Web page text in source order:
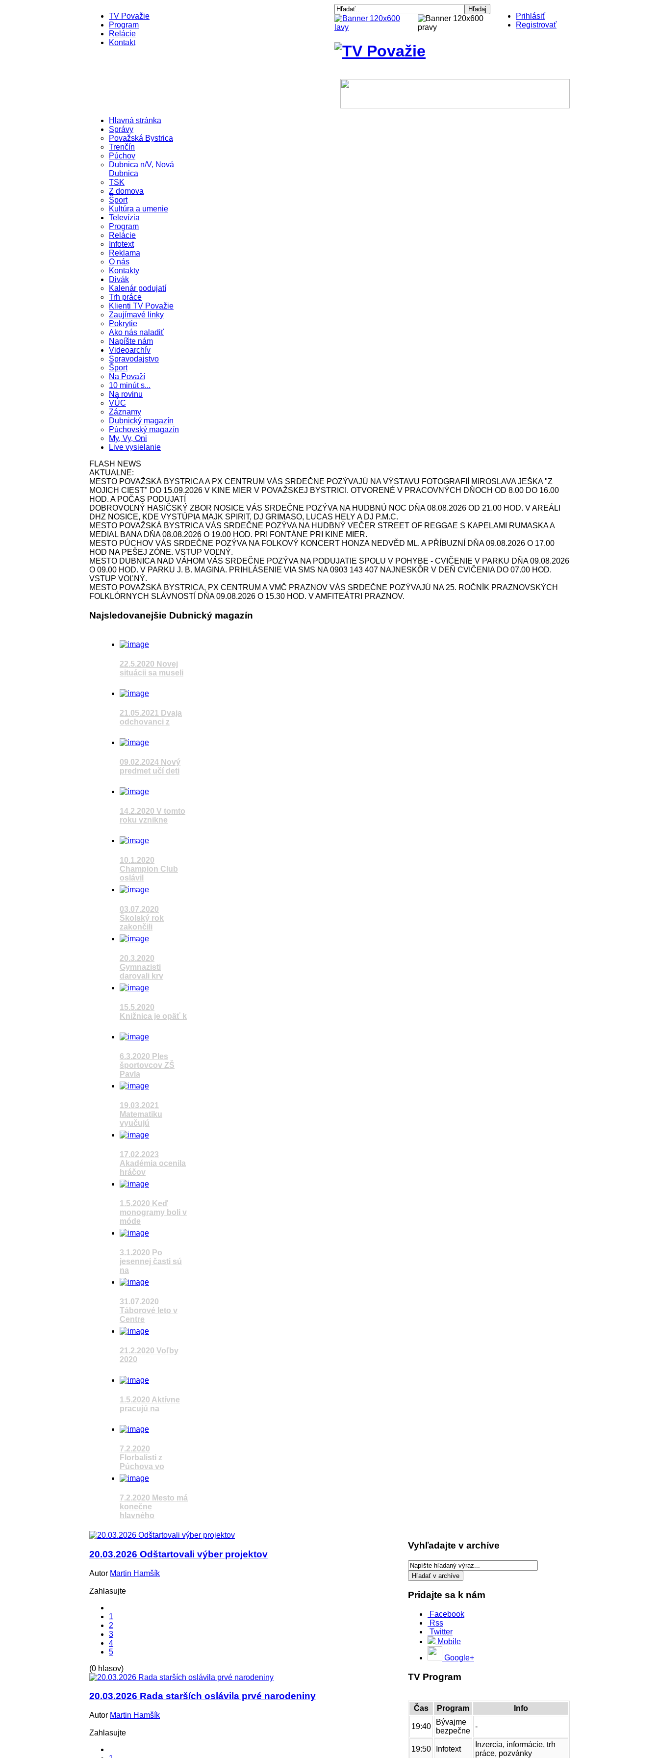
TV Považie
Program
Relácie
Kontakt
Prihlásiť
Registrovať
Hlavná stránka
Správy
Považská Bystrica
Trenčín
Púchov
Dubnica n/V, Nová
Dubnica
TSK
Z domova
Šport
Kultúra a umenie
Televízia
Program
Relácie
Infotext
Reklama
O nás
Kontakty
Divák
Kalenár podujatí
Trh práce
Klienti TV Považie
Zaujímavé linky
Pokrytie
Ako nás naladiť
Napíšte nám
Videoarchív
Spravodajstvo
Šport
Na Považí
10 minút s...
Na rovinu
VÚC
Záznamy
Dubnický magazín
Púchovský magazín
My, Vy, Oni
Live vysielanie
FLASH NEWS
AKTUALNE:
MESTO POVAŽSKÁ BYSTRICA A PX CENTRUM VÁS SRDEČNE POZÝVAJÚ NA VÝSTAVU FOTOGRAFIÍ MIROSLAVA JEŠKA "Z
MOJICH CIEST" DO 15.09.2026 V KINE MIER V POVAŽSKEJ BYSTRICI. OTVORENÉ V PRACOVNÝCH DŇOCH OD 8.00 DO 16.00
HOD. A POČAS PODUJATÍ
DOBROVOĽNÝ HASIČSKÝ ZBOR NOSICE VÁS SRDEČNE POZÝVA NA HUDBNÚ NOC DŇA 08.08.2026 OD 21.00 HOD. V AREÁLI
DHZ NOSICE, KDE VYSTÚPIA MAJK SPIRIT, DJ GRIMASO, LUCAS HELY A DJ P.M.C.
MESTO POVAŽSKÁ BYSTRICA VÁS SRDEČNE POZÝVA NA HUDBNÝ VEČER STREET OF REGGAE S KAPELAMI RUMASKA A
MEDIAL BANA DŇA 08.08.2026 O 19.00 HOD. PRI FONTÁNE PRI KINE MIER.
MESTO PÚCHOV VÁS SRDEČNE POZÝVA NA FOLKOVÝ KONCERT HONZA NEDVĚD ML. A PŘÍBUZNÍ DŇA 09.08.2026 O 17.00
HOD NA PEŠEJ ZÓNE. VSTUP VOĽNÝ.
MESTO DUBNICA NAD VÁHOM VÁS SRDEČNE POZÝVA NA PODUJATIE SPOLU V POHYBE - CVIČENIE V PARKU DŇA 09.08.2026
O 09.00 HOD. V PARKU J. B. MAGINA. PRIHLÁSENIE VIA SMS NA 0903 143 407 NAJNESKÔR V DEŇ CVIČENIA DO 07.00 HOD.
VSTUP VOĽNÝ.
MESTO POVAŽSKÁ BYSTRICA, PX CENTRUM A VMČ PRAZNOV VÁS SRDEČNE POZÝVAJÚ NA 25. ROČNÍK PRAZNOVSKÝCH
FOLKLÓRNYCH SLÁVNOSTÍ DŇA 09.08.2026 O 15.30 HOD. V AMFITEÁTRI PRAZNOV.
Najsledovanejšie Dubnický magazín
22.5.2020 Novej
situácii sa museli
Pozrieť video
21.05.2021 Dvaja
odchovanci z
Pozrieť video
09.02.2024 Nový
predmet učí deti
Pozrieť video
14.2.2020 V tomto
roku vznikne
Pozrieť video
10.1.2020
Champion Club
oslávil
03.07.2020
Školský rok
zakončili
20.3.2020
Gymnazisti
darovali krv
15.5.2020
Knižnica je opäť k
Pozrieť video
6.3.2020 Ples
športovcov ZŠ
Pavla
19.03.2021
Matematiku
vyučujú
17.02.2023
Akadémia ocenila
hráčov
1.5.2020 Keď
monogramy boli v
móde
3.1.2020 Po
jesennej časti sú
na
Pozrieť video
31.07.2020
Táborové leto v
Centre
21.2.2020 Voľby
2020
Pozrieť video
1.5.2020 Aktívne
pracujú na
Pozrieť video
7.2.2020
Florbalisti z
Púchova vo
Pozrieť video
7.2.2020 Mesto má
konečne
hlavného
Pozrieť video
20.03.2026 Odštartovali výber projektov
Autor Martin Hamšík
Zahlasujte
1
2
3
4
5
(0 hlasov)
20.03.2026 Rada starších oslávila prvé narodeniny
Autor Martin Hamšík
Zahlasujte
Vyhľadajte v archíve
Pridajte sa k nám
Facebook
Rss
Twitter
Mobile
Google+
TV Program
Čas Program Info
19:40
Bývajme
bezpečne
-
19:50 Infotext
Inzercia, informácie, trh
práce, pozvánky